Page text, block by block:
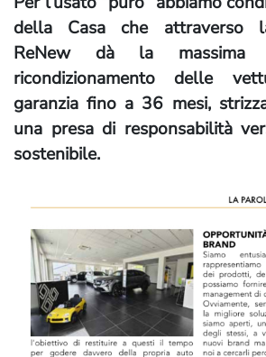
della Casa che attraverso
ReNew dà la massima
ricondizionamento delle
garanzia fino a 36 mesi,
una presa di responsabilità
sostenibile.